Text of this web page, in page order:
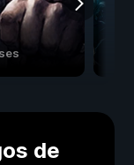
de